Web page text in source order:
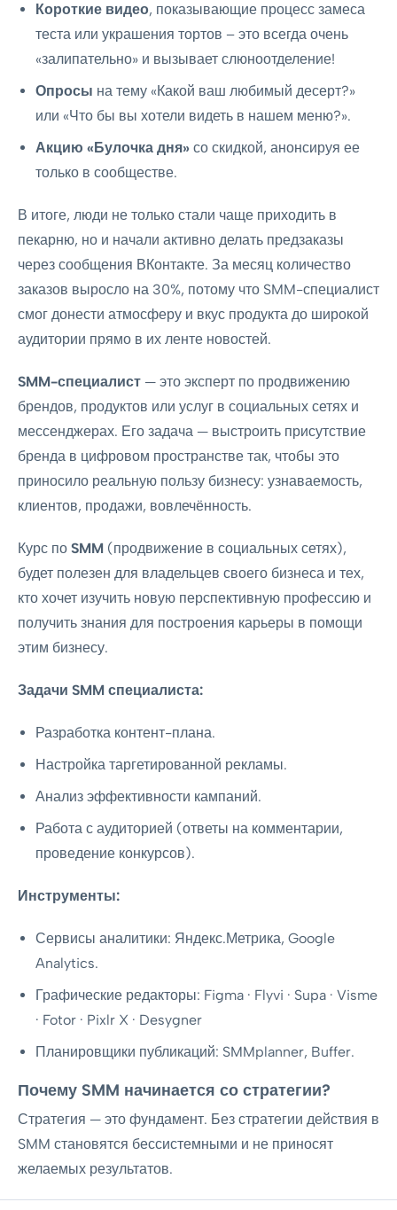
Короткие видео, показывающие процесс замеса
теста или украшения тортов – это всегда очень
«залипательно» и вызывает слюноотделение!
Опросы на тему «Какой ваш любимый десерт?»
или «Что бы вы хотели видеть в нашем меню?».
Акцию «Булочка дня» со скидкой, анонсируя ее
только в сообществе.
В итоге, люди не только стали чаще приходить в
пекарню, но и начали активно делать предзаказы
через сообщения ВКонтакте. За месяц количество
заказов выросло на 30%, потому что SMM-специалист
смог донести атмосферу и вкус продукта до широкой
аудитории прямо в их ленте новостей.
SMM-специалист — это эксперт по продвижению
брендов, продуктов или услуг в социальных сетях и
мессенджерах. Его задача — выстроить присутствие
бренда в цифровом пространстве так, чтобы это
приносило реальную пользу бизнесу: узнаваемость,
клиентов, продажи, вовлечённость.
Курс по SMM (продвижение в социальных сетях),
будет полезен для владельцев своего бизнеса и тех,
кто хочет изучить новую перспективную профессию и
получить знания для построения карьеры в помощи
этим бизнесу.
Задачи SMM специалиста:
Разработка контент-плана.
Настройка таргетированной рекламы.
Анализ эффективности кампаний.
Работа с аудиторией (ответы на комментарии,
проведение конкурсов).
Инструменты:
Сервисы аналитики: Яндекс.Метрика, Google
Analytics.
Графические редакторы: Figma · Flyvi · Supa · Visme
· Fotor · Pixlr X · Desygner
Планировщики публикаций: SMMplanner, Buffer.
Почему SMM начинается со стратегии?
Стратегия — это фундамент. Без стратегии действия в
SMM становятся бессистемными и не приносят
желаемых результатов.